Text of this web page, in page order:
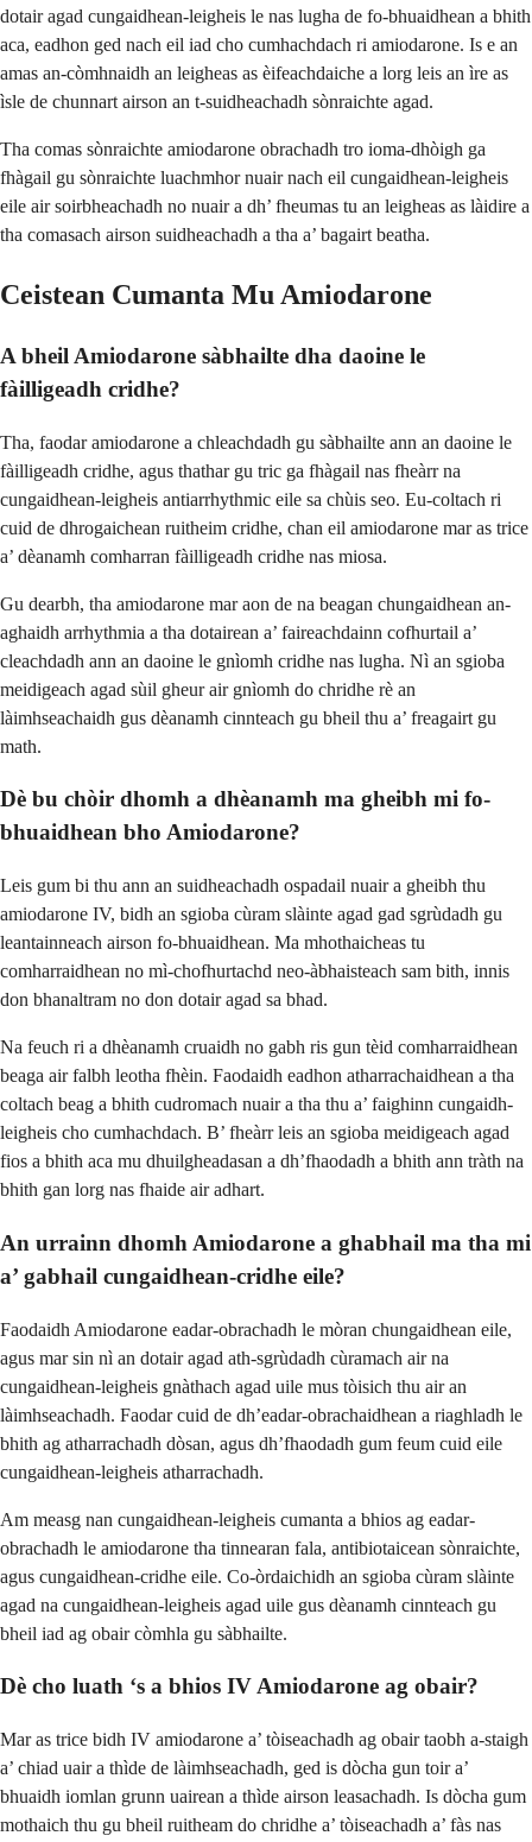
dotair agad cungaidhean-leigheis le nas lugha de fo-bhuaidhean a bhith
aca, eadhon ged nach eil iad cho cumhachdach ri amiodarone. Is e an
amas an-còmhnaidh an leigheas as èifeachdaiche a lorg leis an ìre as
ìsle de chunnart airson an t-suidheachadh sònraichte agad.
Tha comas sònraichte amiodarone obrachadh tro ioma-dhòigh ga
fhàgail gu sònraichte luachmhor nuair nach eil cungaidhean-leigheis
eile air soirbheachadh no nuair a dh’ fheumas tu an leigheas as làidire a
tha comasach airson suidheachadh a tha a’ bagairt beatha.
Ceistean Cumanta Mu Amiodarone
A bheil Amiodarone sàbhailte dha daoine le
fàilligeadh cridhe?
Tha, faodar amiodarone a chleachdadh gu sàbhailte ann an daoine le
fàilligeadh cridhe, agus thathar gu tric ga fhàgail nas fheàrr na
cungaidhean-leigheis antiarrhythmic eile sa chùis seo. Eu-coltach ri
cuid de dhrogaichean ruitheim cridhe, chan eil amiodarone mar as trice
a’ dèanamh comharran fàilligeadh cridhe nas miosa.
Gu dearbh, tha amiodarone mar aon de na beagan chungaidhean an-
aghaidh arrhythmia a tha dotairean a’ faireachdainn cofhurtail a’
cleachdadh ann an daoine le gnìomh cridhe nas lugha. Nì an sgioba
meidigeach agad sùil gheur air gnìomh do chridhe rè an
làimhseachaidh gus dèanamh cinnteach gu bheil thu a’ freagairt gu
math.
Dè bu chòir dhomh a dhèanamh ma gheibh mi fo-
bhuaidhean bho Amiodarone?
Leis gum bi thu ann an suidheachadh ospadail nuair a gheibh thu
amiodarone IV, bidh an sgioba cùram slàinte agad gad sgrùdadh gu
leantainneach airson fo-bhuaidhean. Ma mhothaicheas tu
comharraidhean no mì-chofhurtachd neo-àbhaisteach sam bith, innis
don bhanaltram no don dotair agad sa bhad.
Na feuch ri a dhèanamh cruaidh no gabh ris gun tèid comharraidhean
beaga air falbh leotha fhèin. Faodaidh eadhon atharrachaidhean a tha
coltach beag a bhith cudromach nuair a tha thu a’ faighinn cungaidh-
leigheis cho cumhachdach. B’ fheàrr leis an sgioba meidigeach agad
fios a bhith aca mu dhuilgheadasan a dh’fhaodadh a bhith ann tràth na
bhith gan lorg nas fhaide air adhart.
An urrainn dhomh Amiodarone a ghabhail ma tha mi
a’ gabhail cungaidhean-cridhe eile?
Faodaidh Amiodarone eadar-obrachadh le mòran chungaidhean eile,
agus mar sin nì an dotair agad ath-sgrùdadh cùramach air na
cungaidhean-leigheis gnàthach agad uile mus tòisich thu air an
làimhseachadh. Faodar cuid de dh’eadar-obrachaidhean a riaghladh le
bhith ag atharrachadh dòsan, agus dh’fhaodadh gum feum cuid eile
cungaidhean-leigheis atharrachadh.
Am measg nan cungaidhean-leigheis cumanta a bhios ag eadar-
obrachadh le amiodarone tha tinnearan fala, antibiotaicean sònraichte,
agus cungaidhean-cridhe eile. Co-òrdaichidh an sgioba cùram slàinte
agad na cungaidhean-leigheis agad uile gus dèanamh cinnteach gu
bheil iad ag obair còmhla gu sàbhailte.
Dè cho luath ‘s a bhios IV Amiodarone ag obair?
Mar as trice bidh IV amiodarone a’ tòiseachadh ag obair taobh a-staigh
a’ chiad uair a thìde de làimhseachadh, ged is dòcha gun toir a’
bhuaidh iomlan grunn uairean a thìde airson leasachadh. Is dòcha gum
mothaich thu gu bheil ruitheam do chridhe a’ tòiseachadh a’ fàs nas